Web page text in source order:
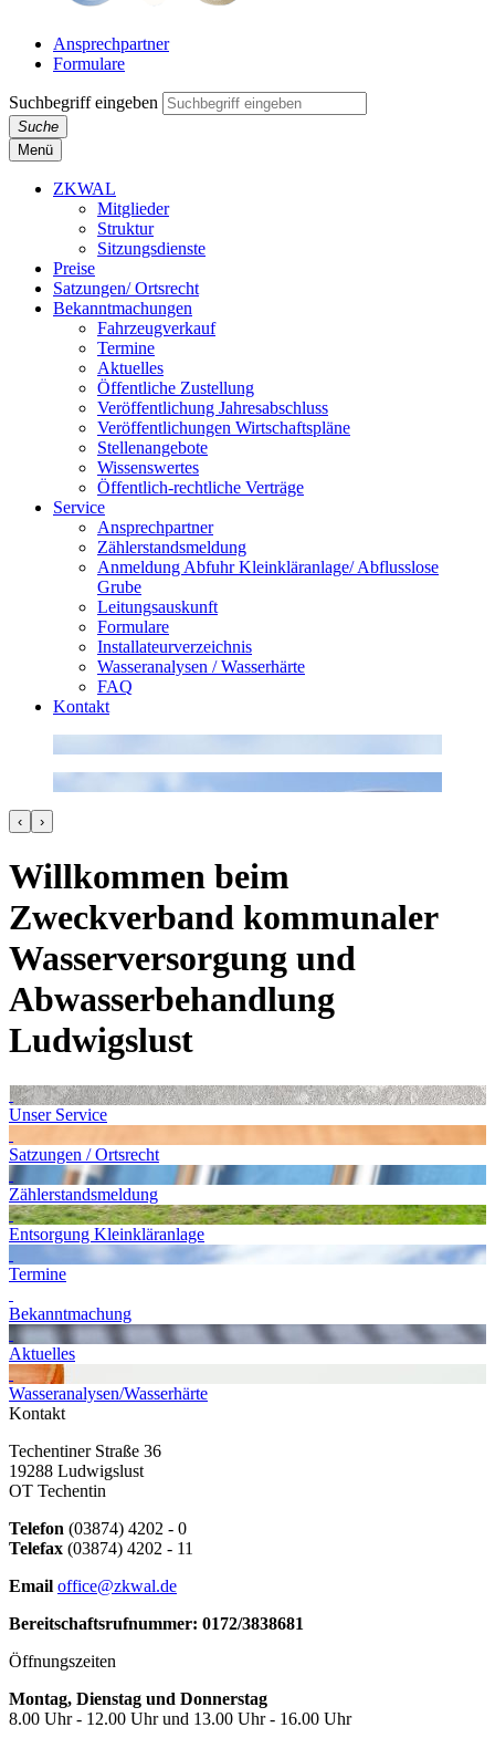
Ansprechpartner
Formulare
Suchbegriff eingeben
Suche
Menü
ZKWAL
Mitglieder
Struktur
Sitzungsdienste
Preise
Satzungen/ Ortsrecht
Bekanntmachungen
Fahrzeugverkauf
Termine
Aktuelles
Öffentliche Zustellung
Veröffentlichung Jahresabschluss
Veröffentlichungen Wirtschaftspläne
Stellenangebote
Wissenswertes
Öffentlich-rechtliche Verträge
Service
Ansprechpartner
Zählerstandsmeldung
Anmeldung Abfuhr Kleinkläranlage/ Abflusslose
Grube
Leitungsauskunft
Formulare
Installateurverzeichnis
Wasseranalysen / Wasserhärte
FAQ
Kontakt
‹ ›
Willkommen beim
Zweckverband kommunaler
Wasserversorgung und
Abwasserbehandlung
Ludwigslust
Unser Service
Satzungen / Ortsrecht
Zählerstandsmeldung
Entsorgung Kleinkläranlage
Termine
Bekanntmachung
Aktuelles
Wasseranalysen/Wasserhärte
Kontakt
Techentiner Straße 36
19288 Ludwigslust
OT Techentin
Telefon (03874) 4202 - 0
Telefax (03874) 4202 - 11
Email office@zkwal.de
Bereitschaftsrufnummer: 0172/3838681
Öffnungszeiten
Montag, Dienstag und Donnerstag
8.00 Uhr - 12.00 Uhr und 13.00 Uhr - 16.00 Uhr